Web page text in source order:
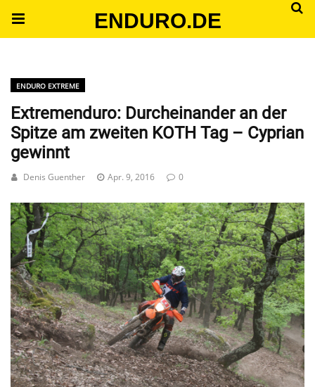
ENDURO.DE
ENDURO EXTREME
Extremenduro: Durcheinander an der
Spitze am zweiten KOTH Tag – Cyprian
gewinnt
Denis Guenther Apr. 9, 2016 0